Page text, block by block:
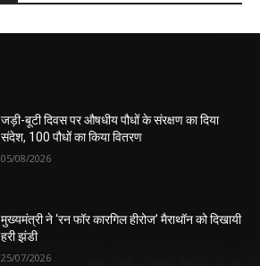
जड़ी-बूटी दिवस पर औषधीय पौधों के संरक्षण का दिया
संदेश, 100 पौधों का किया वितरण
05/08/2026
मुख्यमंत्री ने ‘रन फॉर कारगिल हीरोज’ मैराथॉन को दिखायी
हरी झंडी
25/07/2026